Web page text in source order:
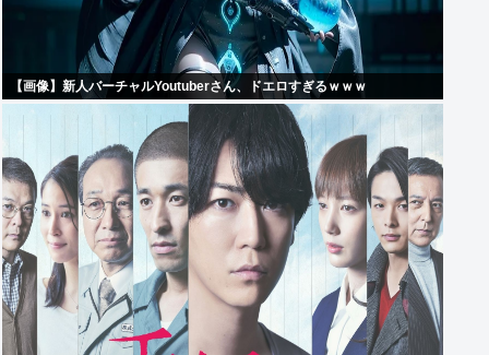
【画像】新人バーチャルYoutuberさん、ドエロすぎるｗｗｗ